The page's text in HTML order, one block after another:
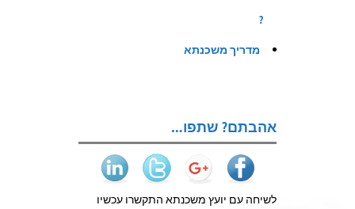
?
מדריך משכנתא
אהבתם? שתפו…
לשיחה עם יועץ משכנתא התקשרו עכשיו